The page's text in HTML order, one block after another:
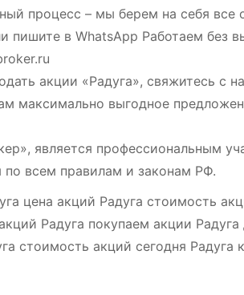
процесс – мы берем на себя все
пишите в WhatsApp Работаем без
акции «Радуга», свяжитесь с
максимально выгодное
является профессиональным
по всем правилам и законам РФ.
цена акций Радуга стоимость
Радуга покупаем акции
стоимость акций сегодня Радуга